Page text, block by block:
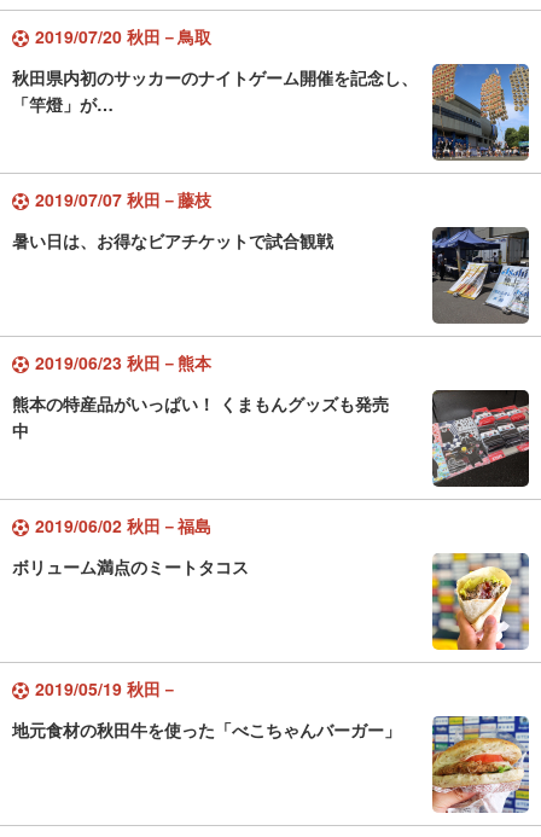
2019/07/20 秋田－鳥取
秋田県内初のサッカーのナイトゲーム開催を記念し、
「竿燈」が…
2019/07/07 秋田－藤枝
暑い日は、お得なビアチケットで試合観戦
2019/06/23 秋田－熊本
熊本の特産品がいっぱい！ くまもんグッズも発売
中
2019/06/02 秋田－福島
ボリューム満点のミートタコス
2019/05/19 秋田－
地元食材の秋田牛を使った「べこちゃんバーガー」